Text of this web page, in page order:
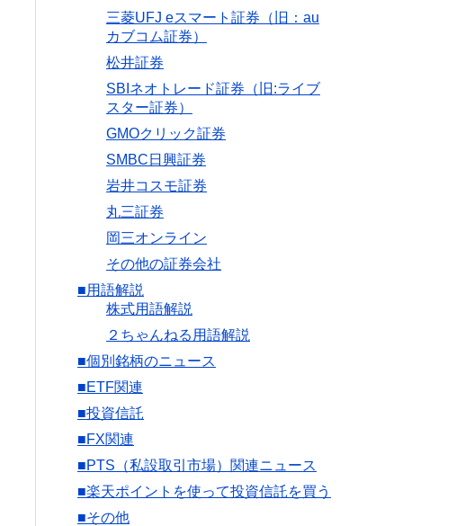
三菱UFJ eスマート証券（旧：au
カブコム証券）
松井証券
SBIネオトレード証券（旧:ライブ
スター証券）
GMOクリック証券
SMBC日興証券
岩井コスモ証券
丸三証券
岡三オンライン
その他の証券会社
■用語解説
株式用語解説
２ちゃんねる用語解説
■個別銘柄のニュース
■ETF関連
■投資信託
■FX関連
■PTS（私設取引市場）関連ニュース
■楽天ポイントを使って投資信託を買う
■その他